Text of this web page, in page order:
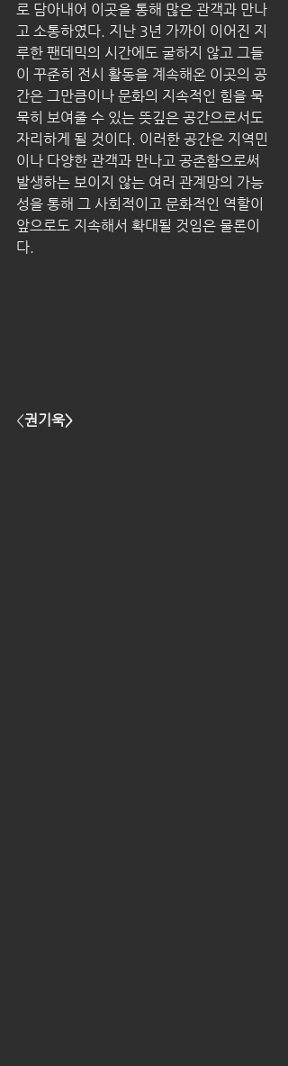
로 담아내어 이곳을 통해 많은 관객과 만나
고 소통하였다. 지난 3년 가까이 이어진 지
루한 팬데믹의 시간에도 굴하지 않고 그들
이 꾸준히 전시 활동을 계속해온 이곳의 공
간은 그만큼이나 문화의 지속적인 힘을 묵
묵히 보여줄 수 있는 뜻깊은 공간으로서도
자리하게 될 것이다. 이러한 공간은 지역민
이나 다양한 관객과 만나고 공존함으로써
발생하는 보이지 않는 여러 관계망의 가능
성을 통해 그 사회적이고 문화적인 역할이
앞으로도 지속해서 확대될 것임은 물론이
다.
<권기욱>